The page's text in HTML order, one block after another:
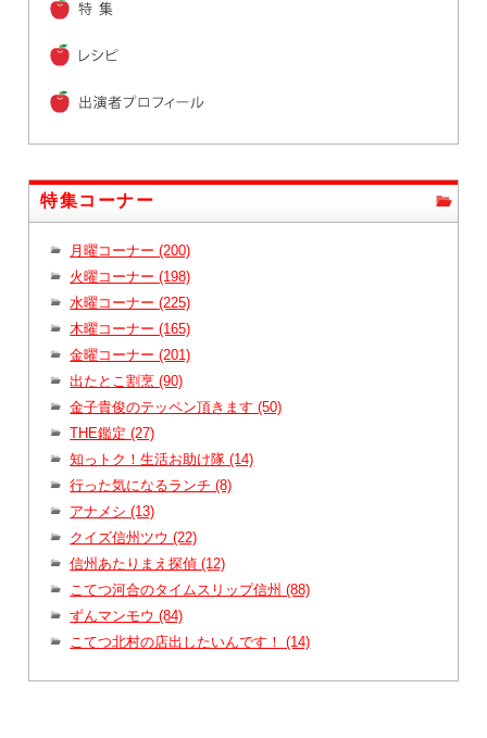
特集コーナー
月曜コーナー (200)
火曜コーナー (198)
水曜コーナー (225)
木曜コーナー (165)
金曜コーナー (201)
出たとこ割烹 (90)
金子貴俊のテッペン頂きます (50)
THE鑑定 (27)
知っトク！生活お助け隊 (14)
行った気になるランチ (8)
アナメシ (13)
クイズ信州ツウ (22)
信州あたりまえ探偵 (12)
こてつ河合のタイムスリップ信州 (88)
ずんマンモウ (84)
こてつ北村の店出したいんです！ (14)